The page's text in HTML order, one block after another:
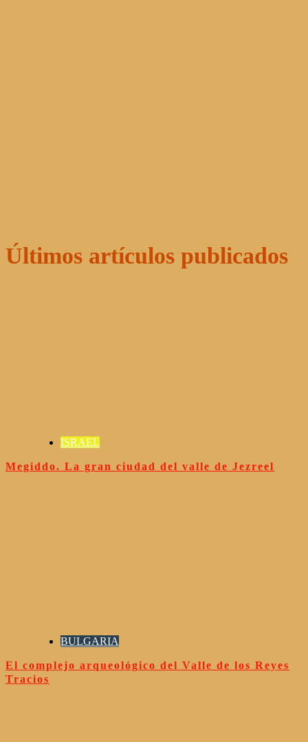
Últimos artículos publicados
ISRAEL
Megiddo. La gran ciudad del valle de Jezreel
BULGARIA
El complejo arqueológico del Valle de los Reyes
Tracios